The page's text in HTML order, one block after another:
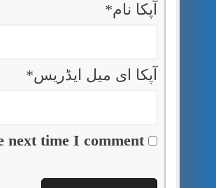
آپکا نام*
آپکا ای میل ایڈریس*
next time I comment.